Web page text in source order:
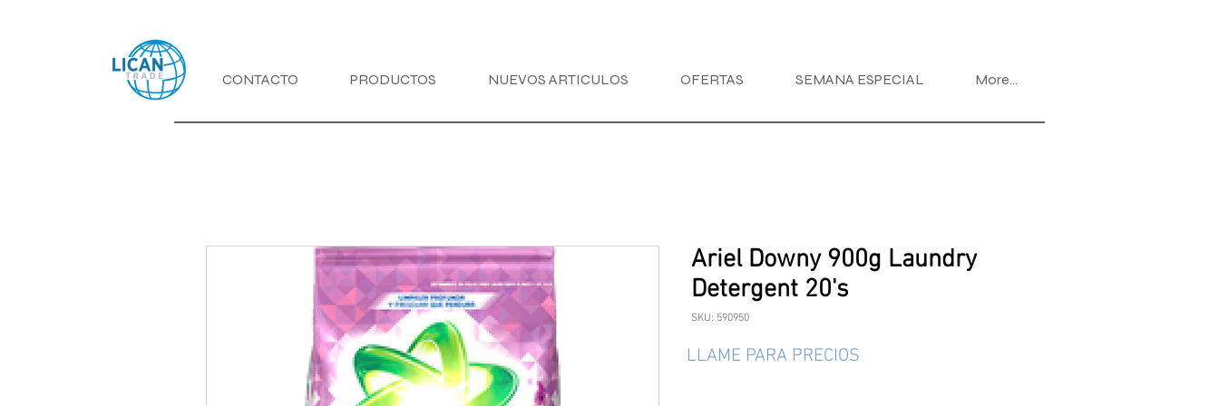
CONTACTO PRODUCTOS NUEVOS ARTICULOS OFERTAS SEMANA ESPECIAL More...
Ariel Downy 900g Laundry
Detergent 20's
SKU: 590950
LLAME PARA PRECIOS